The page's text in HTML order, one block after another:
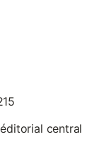
central